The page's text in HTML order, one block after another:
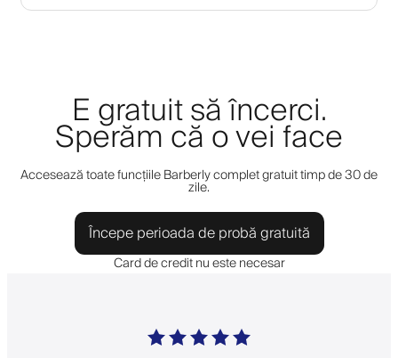
E gratuit să încerci.
Sperăm că o vei face
Accesează toate funcțiile Barberly complet gratuit timp de 30 de
zile.
Începe perioada de probă gratuită
Card de credit nu este necesar